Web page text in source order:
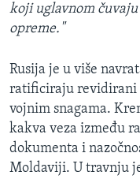
koji uglavnom
opreme."
Rusija je u više
ratificiraju revidirani
vojnim snagama.
kakva veza između
dokumenta i
Moldaviji. U travnju